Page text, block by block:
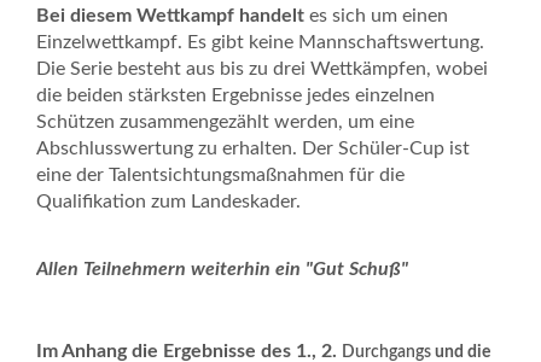
Bei diesem Wettkampf handelt es sich um einen
Einzelwettkampf. Es gibt keine Mannschaftswertung.
Die Serie besteht aus bis zu drei Wettkämpfen, wobei
die beiden stärksten Ergebnisse jedes einzelnen
Schützen zusammengezählt werden, um eine
Abschlusswertung zu erhalten. Der Schüler-Cup ist
eine der Talentsichtungsmaßnahmen für die
Qualifikation zum Landeskader.
Allen Teilnehmern weiterhin ein "Gut Schuß"
Im Anhang die Ergebnisse des 1., 2. Durchgangs und die